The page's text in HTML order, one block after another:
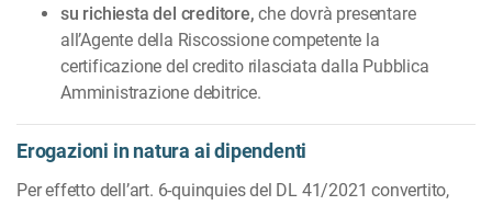
su richiesta del creditore, che dovrà presentare
all’Agente della Riscossione competente la
certificazione del credito rilasciata dalla Pubblica
Amministrazione debitrice.
Erogazioni in natura ai dipendenti
Per effetto dell’art. 6-quinquies del DL 41/2021 convertito,